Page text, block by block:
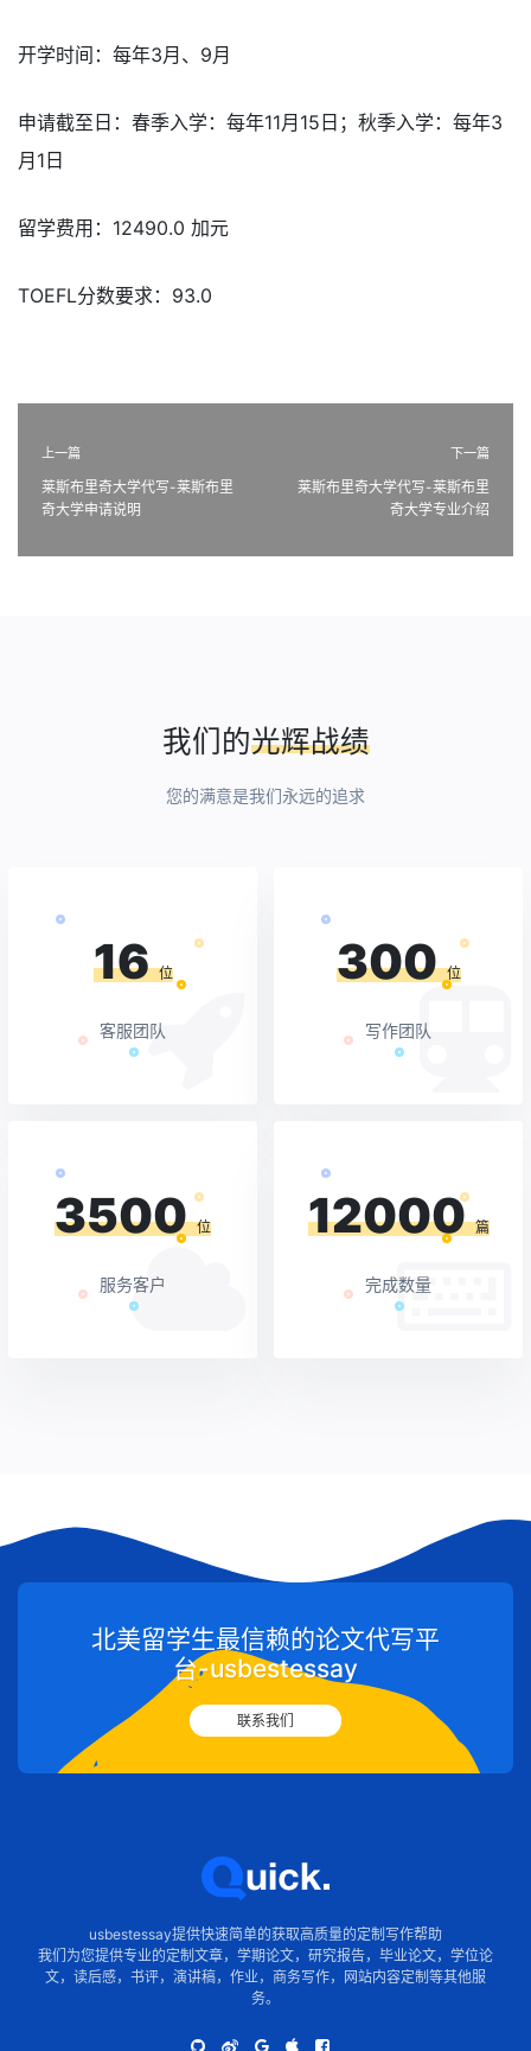
开学时间：每年3月、9月
申请截至日：春季入学：每年11月15日；秋季入学：每年3
月1日
留学费用：12490.0 加元
TOEFL分数要求：93.0
上一篇
莱斯布里奇大学代写-莱斯布里
奇大学申请说明
下一篇
莱斯布里奇大学代写-莱斯布里
奇大学专业介绍
我们的光辉战绩
您的满意是我们永远的追求
16 位
客服团队
300 位
写作团队
3500 位
服务客户
12000 篇
完成数量
北美留学生最信赖的论文代写平
台-usbestessay
联系我们
usbestessay提供快速简单的获取高质量的定制写作帮助
我们为您提供专业的定制文章，学期论文，研究报告，毕业论文，学位论
文，读后感，书评，演讲稿，作业，商务写作，网站内容定制等其他服
务。